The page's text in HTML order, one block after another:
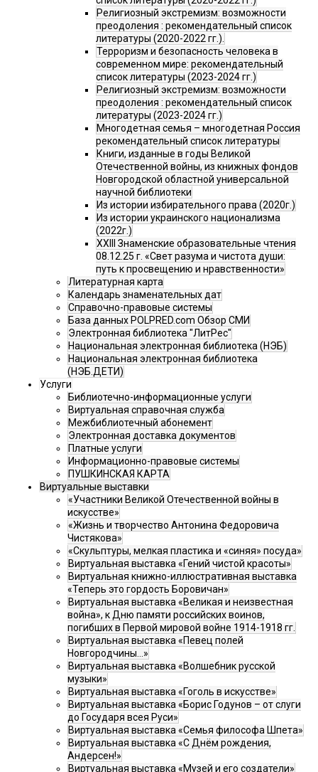
Религиозный экстремизм: возможности
преодоления : рекомендательный список
литературы (2020-2022 гг.).
Терроризм и безопасность человека в
современном мире: рекомендательный
список литературы (2023-2024 гг.)
Религиозный экстремизм: возможности
преодоления : рекомендательный список
литературы (2023-2024 гг.)
Многодетная семья – многодетная Россия
рекомендательный список литературы
Книги, изданные в годы Великой
Отечественной войны, из книжных фондов
Новгородской областной универсальной
научной библиотеки
Из истории избирательного права (2020г.)
Из истории украинского национализма
(2022г.)
XXIII Знаменские образовательные чтения
08.12.25 г. «Свет разума и чистота души:
путь к просвещению и нравственности»
Литературная карта
Календарь знаменательных дат
Справочно-правовые системы
База данных POLPRED.com Обзор СМИ
Электронная библиотека "ЛитРес"
Национальная электронная библиотека (НЭБ)
Национальная электронная библиотека
(НЭБ.ДЕТИ)
Услуги
Библиотечно-информационные услуги
Виртуальная справочная служба
Межбиблиотечный абонемент
Электронная доставка документов
Платные услуги
Информационно-правовые системы
ПУШКИНСКАЯ КАРТА
Виртуальные выставки
«Участники Великой Отечественной войны в
искусстве»
«Жизнь и творчество Антонина Федоровича
Чистякова»
«Скульптуры, мелкая пластика и «синяя» посуда»
Виртуальная выставка «Гений чистой красоты»
Виртуальная книжно-иллюстративная выставка
«Теперь это гордость Боровичан»
Виртуальная выставка «Великая и неизвестная
война», к Дню памяти российских воинов,
погибших в Первой мировой войне 1914-1918 гг.
Виртуальная выставка «Певец полей
Новгородчины…»
Виртуальная выставка «Волшебник русской
музыки»
Виртуальная выставка «Гоголь в искусстве»
Виртуальная выставка «Борис Годунов – от слуги
до Государя всея Руси»
Виртуальная выставка «Семья философа Шпета»
Виртуальная выставка «С Днём рождения,
Андерсен!»
Виртуальная выставка «Музей и его создатели»